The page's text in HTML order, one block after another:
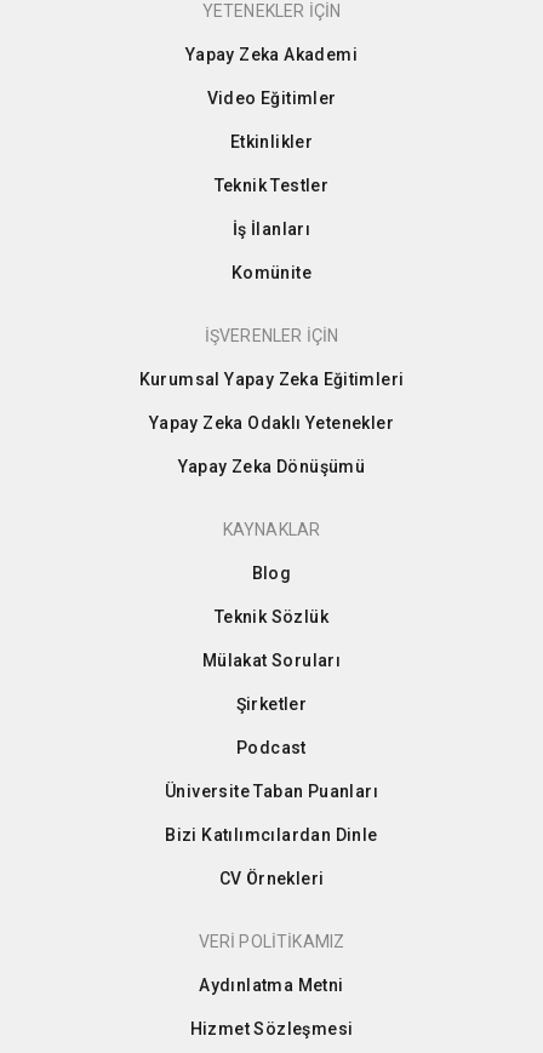
YETENEKLER İÇİN
Yapay Zeka Akademi
Video Eğitimler
Etkinlikler
Teknik Testler
İş İlanları
Komünite
İŞVERENLER İÇİN
Kurumsal Yapay Zeka Eğitimleri
Yapay Zeka Odaklı Yetenekler
Yapay Zeka Dönüşümü
KAYNAKLAR
Blog
Teknik Sözlük
Mülakat Soruları
Şirketler
Podcast
Üniversite Taban Puanları
Bizi Katılımcılardan Dinle
CV Örnekleri
VERİ POLİTİKAMIZ
Aydınlatma Metni
Hizmet Sözleşmesi